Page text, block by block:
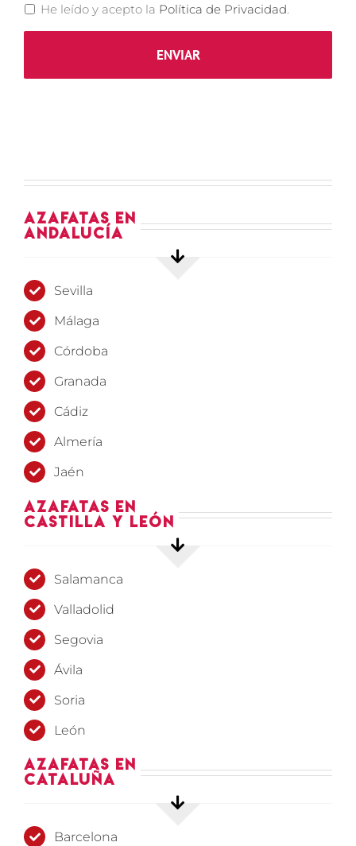
He leído y acepto la Política de Privacidad.
Azafatas en
Andalucía
Sevilla
Málaga
Córdoba
Granada
Cádiz
Almería
Jaén
Azafatas en
Castilla y León
Salamanca
Valladolid
Segovia
Ávila
Soria
León
Azafatas en
Cataluña
Barcelona